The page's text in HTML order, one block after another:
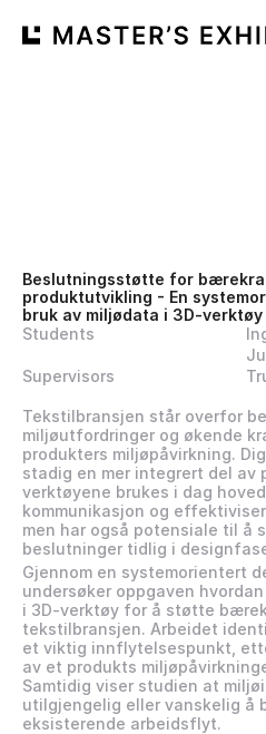
Beslutningsstøtte for
produktutvikling - En
bruk av miljødata i 3D-
Students
Supervisors
Tekstilbransjen står overfor
miljøutfordringer og økende
produkters miljøpåvirkning.
stadig en mer integrert del av
verktøyene brukes i dag
kommunikasjon og
men har også potensiale til å
beslutninger tidlig i
Gjennom en systemorientert
undersøker oppgaven
i 3D-verktøy for å støtte
tekstilbransjen. Arbeidet
et viktig innflytelsespunkt,
av et produkts
Samtidig viser studien at
utilgjengelig eller vanskelig å
eksisterende arbeidsflyt.